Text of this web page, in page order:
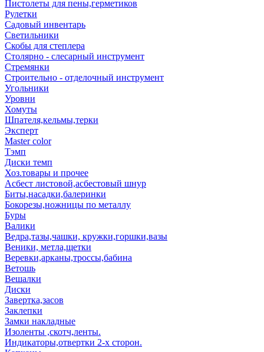
Пистолеты для пены,герметиков
Рулетки
Садовый инвентарь
Светильники
Скобы для степлера
Столярно - слесарный инструмент
Стремянки
Строительно - отделочный инструмент
Угольники
Уровни
Хомуты
Шпателя,кельмы,терки
Эксперт
Master color
Тэмп
Диски темп
Хоз.товары и прочее
Асбест листовой,асбестовый шнур
Биты,насадки,балеринки
Бокорезы,ножницы по металлу
Буры
Валики
Ведра,тазы,чашки, кружки,горшки,вазы
Веники, метла,щетки
Веревки,арканы,троссы,бабина
Ветошь
Вешалки
Диски
Завертка,засов
Заклепки
Замки накладные
Изоленты ,скотч,ленты.
Индикаторы,отвертки 2-х сторон.